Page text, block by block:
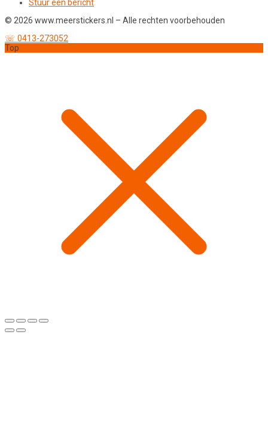
Stuur een bericht
© 2026 www.meerstickers.nl – Alle rechten voorbehouden
☏ 0413-273052
Top